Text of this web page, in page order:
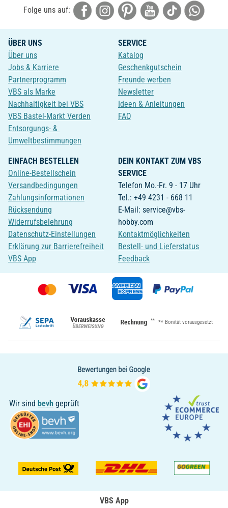
Folge uns auf:
ÜBER UNS
Über uns
Jobs & Karriere
Partnerprogramm
VBS als Marke
Nachhaltigkeit bei VBS
VBS Bastel-Markt Verden
Entsorgungs- &
Umweltbestimmungen
SERVICE
Katalog
Geschenkgutschein
Freunde werben
Newsletter
Ideen & Anleitungen
FAQ
EINFACH BESTELLEN
Online-Bestellschein
Versandbedingungen
Zahlungsinformationen
Rücksendung
Widerrufsbelehrung
Datenschutz-Einstellungen
Erklärung zur Barrierefreiheit
VBS App
DEIN KONTAKT ZUM VBS
SERVICE
Telefon Mo.-Fr. 9 - 17 Uhr
Tel.: +49 4231 - 668 11
E-Mail: service@vbs-
hobby.com
Kontaktmöglichkeiten
Bestell- und Lieferstatus
Feedback
** ** Bonität vorausgesetzt
Wir sind bevh geprüft
VBS App